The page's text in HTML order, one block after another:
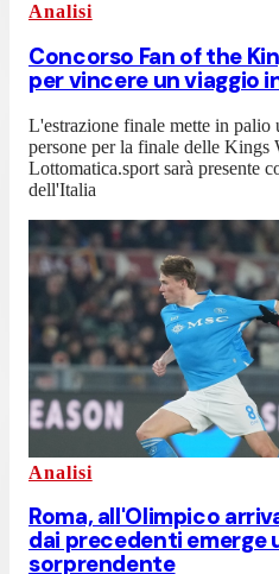
Analisi
Concorso Fan of the
per vincere un viaggio
L'estrazione finale mette in palio
persone per la finale delle Kings
Lottomatica.sport sarà presente
dell'Italia
Analisi
Roma, all'Olimpico
dai precedenti emerge
sorprendente